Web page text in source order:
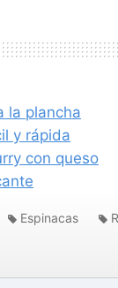
la plancha
y rápida
con queso
Espinacas